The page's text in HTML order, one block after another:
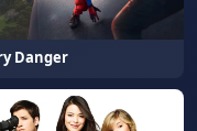
Danger